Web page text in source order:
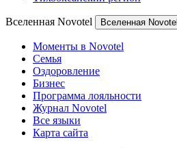
Вселенная Novotel Вселенная Novotel
Моменты в Novotel
Семья
Оздоровление
Бизнес
Программа лояльности
Журнал Novotel
Все языки
Карта сайта